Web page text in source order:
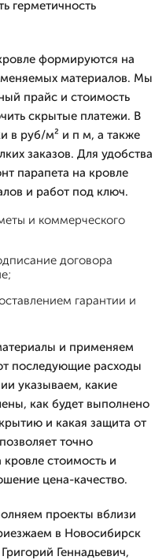
герметичность
формируются на
материалов. Мы
прайс и стоимость
скрытые платежи. В
в руб/м² и п м, а также
заказов. Для удобства
парапета на кровле
и работ под ключ.
и коммерческого
договора
гарантии и
и применяем
последующие расходы
указываем, какие
как будет выполнено
и какая защита от
точно
кровле стоимость и
цена-качество.
проекты вблизи
в Новосибирск
Геннадьевич,